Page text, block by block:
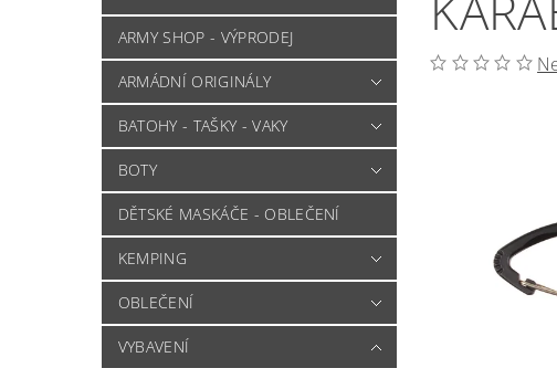
ARMY SHOP - VÝPRODEJ
ARMÁDNÍ ORIGINÁLY
BATOHY - TAŠKY - VAKY
BOTY
DĚTSKÉ MASKÁČE - OBLEČENÍ
KEMPING
OBLEČENÍ
VYBAVENÍ